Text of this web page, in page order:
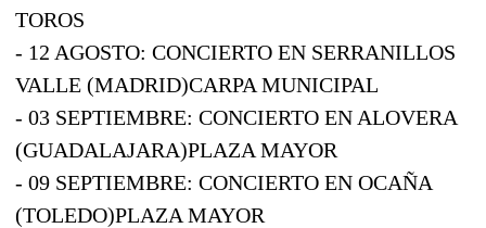
TOROS
- 12 AGOSTO: CONCIERTO EN SERRANILLOS
VALLE (MADRID)CARPA MUNICIPAL
- 03 SEPTIEMBRE: CONCIERTO EN ALOVERA
(GUADALAJARA)PLAZA MAYOR
- 09 SEPTIEMBRE: CONCIERTO EN OCAÑA
(TOLEDO)PLAZA MAYOR